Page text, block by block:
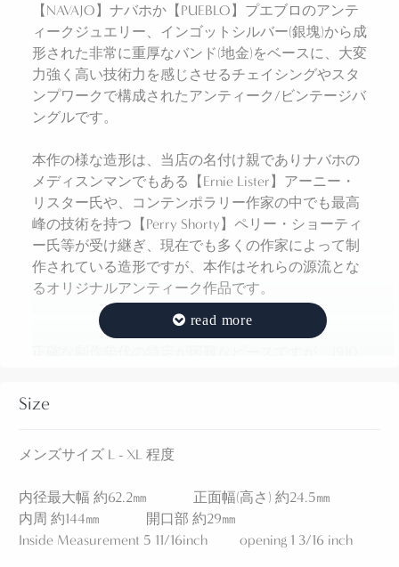
【NAVAJO】ナバホか【PUEBLO】プエブロのアンテ
ィークジュエリー、インゴットシルバー(銀塊)から成
形された非常に重厚なバンド(地金)をベースに、大変
力強く高い技術力を感じさせるチェイシングやスタ
ンプワークで構成されたアンティーク/ビンテージバ
ングルです。
本作の様な造形は、当店の名付け親でありナバホの
メディスンマンでもある【Ernie Lister】アーニー・
リスター氏や、コンテンポラリー作家の中でも最高
峰の技術を持つ【Perry Shorty】ペリー・ショーティ
ー氏等が受け継ぎ、現在でも多くの作家によって制
作されている造形ですが、本作はそれらの源流とな
るオリジナルアンティーク作品です。
【PUEBLO】プエブロ・【NAVAJO】ナバホの作家が
OF THE GODS TRADING POST】ガーデンオブザゴッ
た特徴を持ったブレスレットが発見されています
が、非常に古い時代から受け継がれる造形スタイル
の一つであり、その背景の特定は不可能です。
Size
メンズサイズ L - XL 程度
内径最大幅 約62.2㎜ 正面幅(高さ) 約24.5㎜
内周 約144㎜ 開口部 約29㎜
Inside Measurement 5 11/16inch opening 1 3/16 inch